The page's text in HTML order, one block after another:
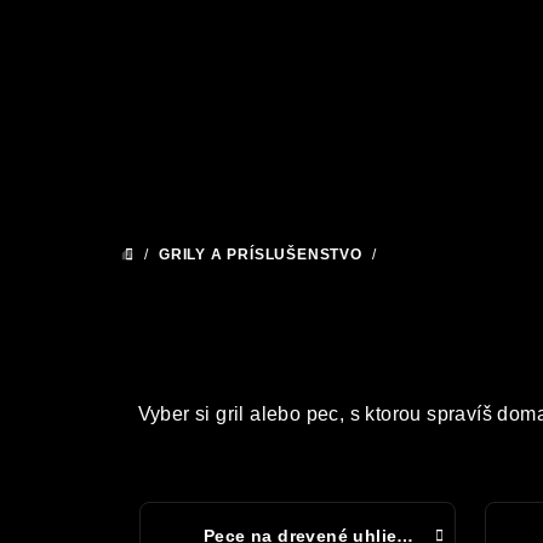
DOMOV
/ GRILY A PRÍSLUŠENSTVO /
Vyber si gril alebo pec, s ktorou spravíš
Pece na drevené uhlie Mibrasa